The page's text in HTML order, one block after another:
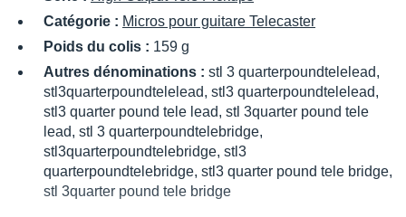
Catégorie : Micros pour guitare Telecaster
Poids du colis : 159 g
Autres dénominations : stl 3 quarterpoundtelelead,
stl3quarterpoundtelelead, stl3 quarterpoundtelelead,
stl3 quarter pound tele lead, stl 3quarter pound tele
lead, stl 3 quarterpoundtelebridge,
stl3quarterpoundtelebridge, stl3
quarterpoundtelebridge, stl3 quarter pound tele bridge,
stl 3quarter pound tele bridge